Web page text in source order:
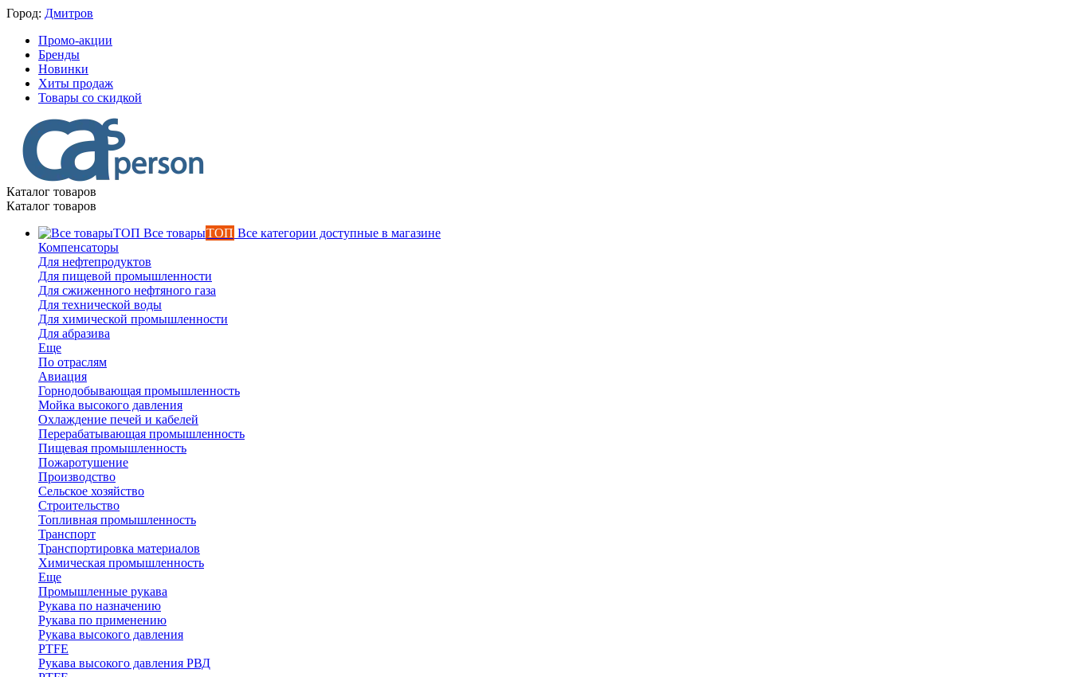
Город: Дмитров
Промо-акции
Бренды
Новинки
Хиты продаж
Товары со скидкой
Каталог товаров
Каталог товаров
Все товарыТОП Все категории доступные в магазине
Компенсаторы
Для нефтепродуктов
Для пищевой промышленности
Для сжиженного нефтяного газа
Для технической воды
Для химической промышленности
Для абразива
Еще
По отраслям
Авиация
Горнодобывающая промышленность
Мойка высокого давления
Охлаждение печей и кабелей
Перерабатывающая промышленность
Пищевая промышленность
Пожаротушение
Производство
Сельское хозяйство
Строительство
Топливная промышленность
Транспорт
Транспортировка материалов
Химическая промышленность
Еще
Промышленные рукава
Рукава по назначению
Рукава по применению
Рукава высокого давления
PTFE
Рукава высокого давления РВД